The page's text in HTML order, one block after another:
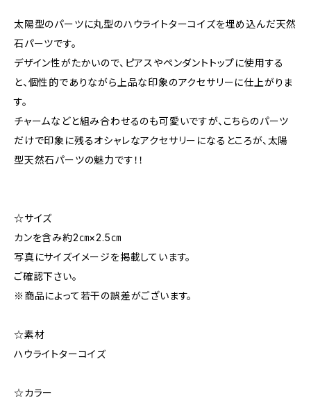
太陽型のパーツに丸型のハウライトターコイズを埋め込んだ天然
石パーツです。
デザイン性がたかいので、ピアスやペンダントトップに使用する
と、個性的でありながら上品な印象のアクセサリーに仕上がりま
す。
チャームなどと組み合わせるのも可愛いですが、こちらのパーツ
だけで印象に残るオシャレなアクセサリーになるところが、太陽
型天然石パーツの魅力です！！
☆サイズ
カンを含み約2㎝×2.5㎝
写真にサイズイメージを掲載しています。
ご確認下さい。
※商品によって若干の誤差がございます。
☆素材
ハウライトターコイズ
☆カラー